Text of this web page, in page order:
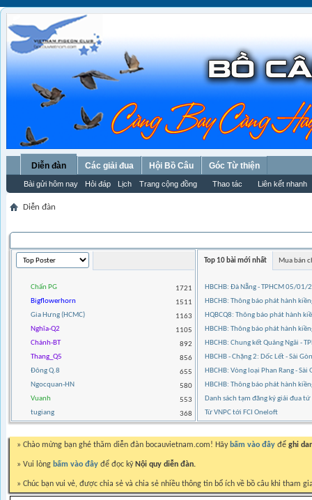
Diễn đàn
Bài gửi hôm nay Hỏi đáp Lịch Trang cộng đồng Thao tác Liên kết nhanh
Các giải đua Hội Bồ Câu Góc Từ thiện
Diễn đàn
1721
Chấn PG
1511
Bigflowerhorn
1163
Gia Hưng (HCMC)
1105
Nghĩa-Q2
892
Chánh-BT
856
Thang_Q5
655
Đông Q.8
580
Ngocquan-HN
553
Vuanh
368
tugiang
Top 10 bài mới nhất Mua bán
HBCHB: Đà Nẵng - TPHCM 05/01/
HBCHB: Thông báo phát hành
HQBCQ8: Thông báo phát hành
HBCHB: Thông báo phát hành
HBCHB: Chung kết Quảng Ngãi -
HBCHB - Chặng 2: Dốc Lết - Sài
HBCHB: Vòng loại Phan Rang -
HBCHB: Thông báo phát hành
Danh sách tạm đăng ký giải đua
Từ VNPC tới FCI Oneloft
» Chào mừng bạn ghé thăm diễn đàn bocauvietnam.com! Hãy bấm vào đây để ghi
» Vui lòng bấm vào đây để đọc kỹ Nội quy diễn đàn.
» Chúc bạn vui vẻ, được chia sẻ và chia sẻ nhiều thông tin bổ ích về bồ câu khi tham